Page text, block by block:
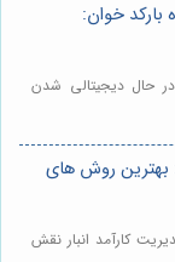
بارکد خوان:
حال دیجیتالی شدن
بهترین روش های
کارآمد انبار نقش